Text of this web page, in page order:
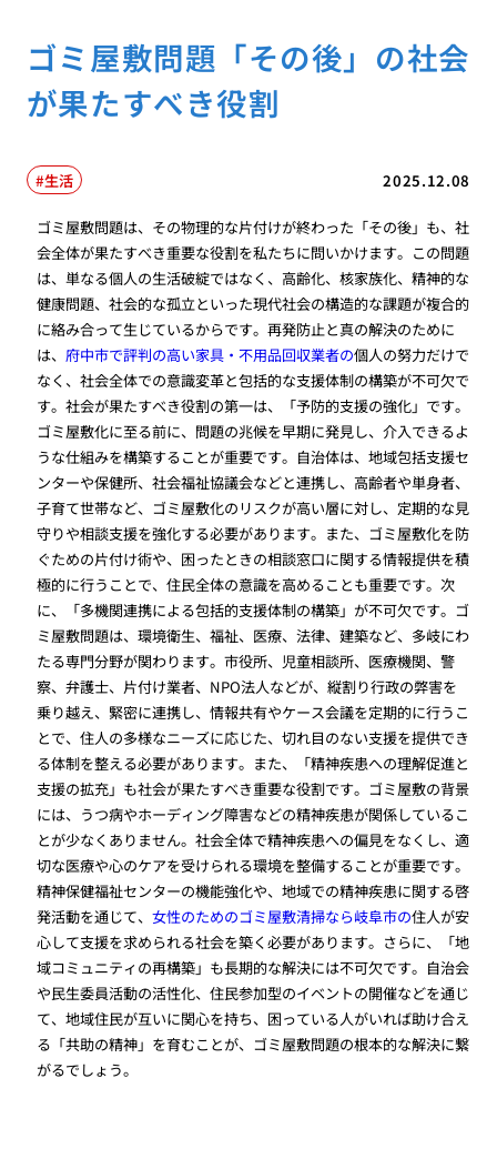
ゴミ屋敷問題「その後」の社会
が果たすべき役割
2025.12.08
生活
ゴミ屋敷問題は、その物理的な片付けが終わった「その後」も、社
会全体が果たすべき重要な役割を私たちに問いかけます。この問題
は、単なる個人の生活破綻ではなく、高齢化、核家族化、精神的な
健康問題、社会的な孤立といった現代社会の構造的な課題が複合的
に絡み合って生じているからです。再発防止と真の解決のために
は、府中市で評判の高い家具・不用品回収業者の個人の努力だけで
なく、社会全体での意識変革と包括的な支援体制の構築が不可欠で
す。社会が果たすべき役割の第一は、「予防的支援の強化」です。
ゴミ屋敷化に至る前に、問題の兆候を早期に発見し、介入できるよ
うな仕組みを構築することが重要です。自治体は、地域包括支援セ
ンターや保健所、社会福祉協議会などと連携し、高齢者や単身者、
子育て世帯など、ゴミ屋敷化のリスクが高い層に対し、定期的な見
守りや相談支援を強化する必要があります。また、ゴミ屋敷化を防
ぐための片付け術や、困ったときの相談窓口に関する情報提供を積
極的に行うことで、住民全体の意識を高めることも重要です。次
に、「多機関連携による包括的支援体制の構築」が不可欠です。ゴ
ミ屋敷問題は、環境衛生、福祉、医療、法律、建築など、多岐にわ
たる専門分野が関わります。市役所、児童相談所、医療機関、警
察、弁護士、片付け業者、NPO法人などが、縦割り行政の弊害を
乗り越え、緊密に連携し、情報共有やケース会議を定期的に行うこ
とで、住人の多様なニーズに応じた、切れ目のない支援を提供でき
る体制を整える必要があります。また、「精神疾患への理解促進と
支援の拡充」も社会が果たすべき重要な役割です。ゴミ屋敷の背景
には、うつ病やホーディング障害などの精神疾患が関係しているこ
とが少なくありません。社会全体で精神疾患への偏見をなくし、適
切な医療や心のケアを受けられる環境を整備することが重要です。
精神保健福祉センターの機能強化や、地域での精神疾患に関する啓
発活動を通じて、女性のためのゴミ屋敷清掃なら岐阜市の住人が安
心して支援を求められる社会を築く必要があります。さらに、「地
域コミュニティの再構築」も長期的な解決には不可欠です。自治会
や民生委員活動の活性化、住民参加型のイベントの開催などを通じ
て、地域住民が互いに関心を持ち、困っている人がいれば助け合え
る「共助の精神」を育むことが、ゴミ屋敷問題の根本的な解決に繋
がるでしょう。